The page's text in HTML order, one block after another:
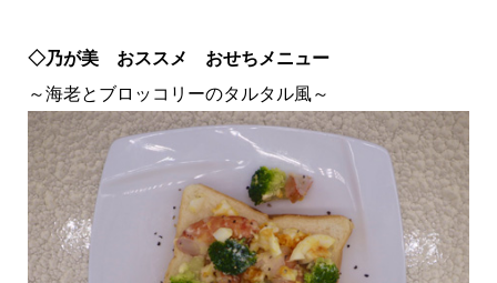
◇乃が美 おススメ おせちメニュー
～海老とブロッコリーのタルタル風～